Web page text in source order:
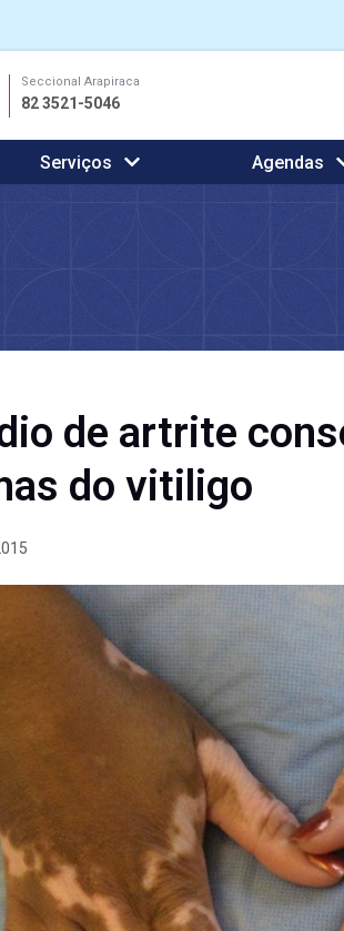
Seccional Arapiraca
82 3521-5046
Serviços Agendas
de artrite
do vitiligo